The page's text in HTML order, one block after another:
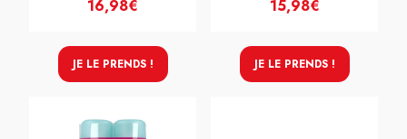
16,98€
JE LE PRENDS !
15,98€
JE LE PRENDS !